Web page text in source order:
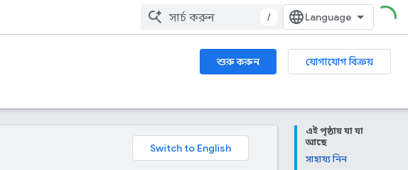
/
শুরু করুন
যোগাযোগ বিক্রয়
এই পৃষ্ঠায় যা যা
আছে
সাহায্য নিন